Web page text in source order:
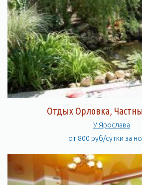
Отдых Орловка,
У Ярослава
от 800 руб/сутки за